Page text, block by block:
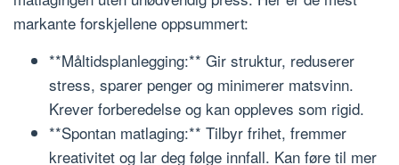
markante forskjellene oppsummert:
**Måltidsplanlegging:** Gir struktur, reduserer
stress, sparer penger og minimerer matsvinn.
Krever forberedelse og kan oppleves som rigid.
**Spontan matlaging:** Tilbyr frihet, fremmer
kreativitet og lar deg følge innfall. Kan føre til mer